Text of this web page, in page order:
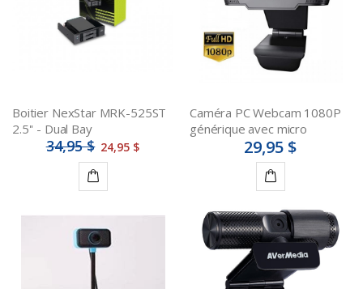
Boitier NexStar MRK-525ST
2.5'' - Dual Bay
34,95 $ 24,95 $
au
panier
Caméra PC Webcam 1080P
générique avec micro
29,95 $
au
panier